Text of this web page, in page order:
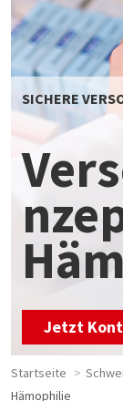
SICHERE
Jetzt
Startseite
Hämophilie